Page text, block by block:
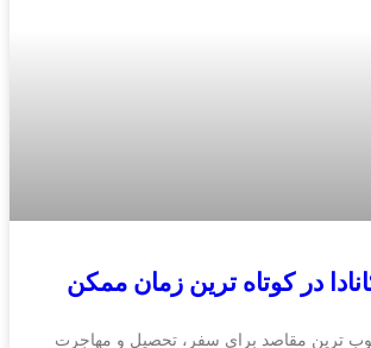
در کوتاه‌ ترین زمان ممکن
ترین مقاصد برای سفر، تحصیل و مهاجرت